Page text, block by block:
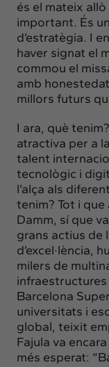
és el mateix
important. És
d’estratègia. I
haver signat el
commou el
amb
millors futurs
I ara, què
atractiva per a
talent
tecnològic i
l’alça als
tenim? Tot i que
Damm, sí que
grans actius de
d’excel·lència,
milers de
Barcelona
universitats i
global, teixit
Fajula va
més esperat: